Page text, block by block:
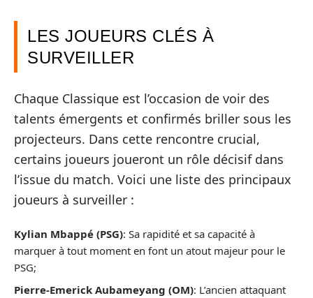
LES JOUEURS CLÉS À
SURVEILLER
Chaque Classique est l’occasion de voir des
talents émergents et confirmés briller sous les
projecteurs. Dans cette rencontre crucial,
certains joueurs joueront un rôle décisif dans
l’issue du match. Voici une liste des principaux
joueurs à surveiller :
Kylian Mbappé (PSG): Sa rapidité et sa capacité à
marquer à tout moment en font un atout majeur pour le
PSG;
Pierre-Emerick Aubameyang (OM): L’ancien attaquant